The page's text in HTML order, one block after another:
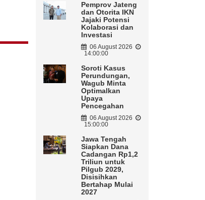
Pemprov Jateng
dan Otorita IKN
Jajaki Potensi
Kolaborasi dan
Investasi
06 August 2026
14:00:00
Soroti Kasus
Perundungan,
Wagub Minta
Optimalkan
Upaya
Pencegahan
06 August 2026
15:00:00
Jawa Tengah
Siapkan Dana
Cadangan Rp1,2
Triliun untuk
Pilgub 2029,
Disisihkan
Bertahap Mulai
2027